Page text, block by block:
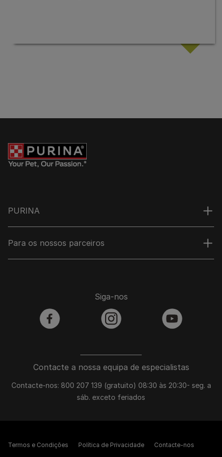
PURINA
Para os nossos parceiros
Contacte a nossa equipa de especialistas
Contacte-nos: 800 207 139 (gratuito) 08:30 às 20:30- seg. a
sáb. exceto feriados
Siga-nos
facebook instagram youtube
Termos e Condições Política de Privacidade Contacte-nos